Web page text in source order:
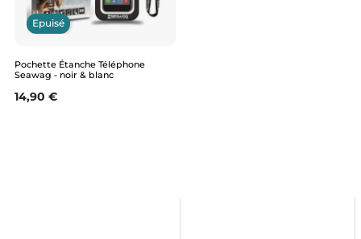
Epuisé
Pochette Étanche Téléphone
Seawag - noir & blanc
Prix
14,90 €